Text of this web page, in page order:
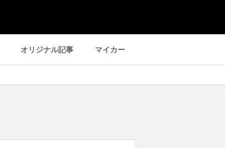
オリジナル記事 マイカー